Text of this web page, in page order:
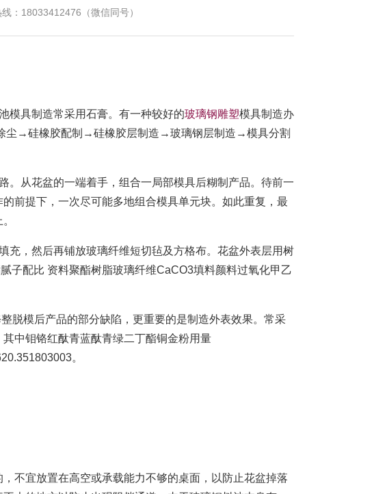
：18033412476（微信同号）
模具制造常采用石膏。有一种较好的玻璃钢雕塑模具制造办
尘→硅橡胶配制→硅橡胶层制造→玻璃钢层制造→模具分割
。从花盆的一端着手，组合一局部模具后糊制产品。待前一
前提下，一次尽可能多地组合模具单元块。如此重复，最
充，然后再铺放玻璃纤维短切毡及方格布。花盆外表层用树
子配比 资料聚酯树脂玻璃纤维CaCO3填料颜料过氧化甲乙
脱模后产品的部分缺陷，更重要的是制造外表效果。常采
中钼铬红酞青蓝酞青绿二丁酯铜金粉用量
。
不宜放置在高空或承载能力不够的桌面，以防止花盆掉落